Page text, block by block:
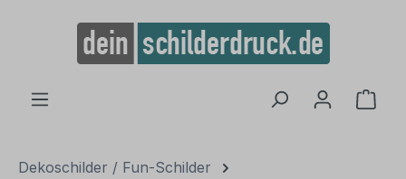
springen
Dekoschilder / Fun-Schilder